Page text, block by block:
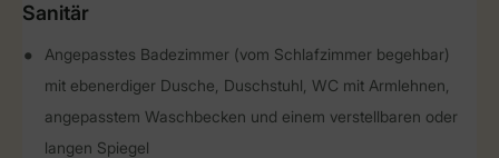
Sanitär
Angepasstes Badezimmer (vom Schlafzimmer begehbar)
mit ebenerdiger Dusche, Duschstuhl, WC mit Armlehnen,
angepasstem Waschbecken und einem verstellbaren oder
langen Spiegel